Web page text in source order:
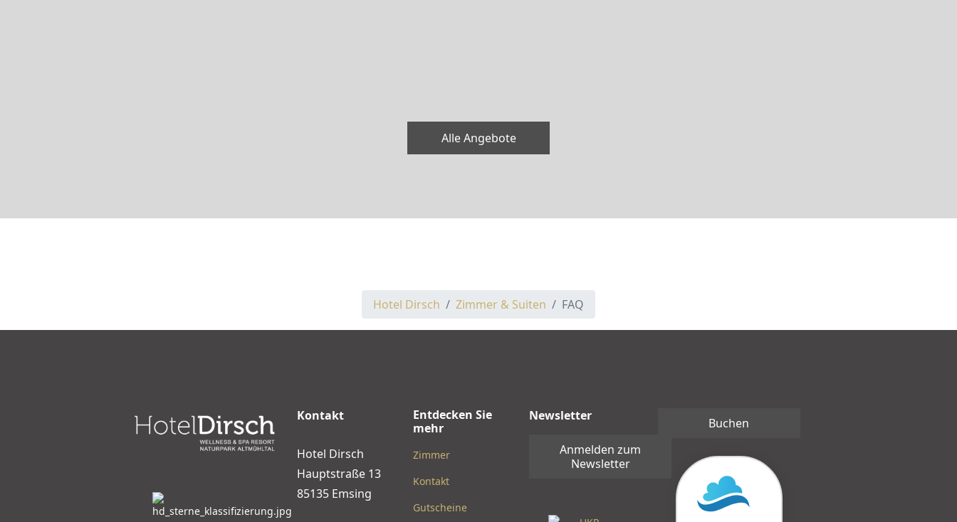
Alle Angebote
Hotel Dirsch Zimmer & Suiten FAQ
Kontakt
Hotel Dirsch
Hauptstraße 13
85135 Emsing
Entdecken Sie
mehr
Zimmer
Kontakt
Gutscheine
Newsletter
Anmelden zum
Newsletter
Buchen